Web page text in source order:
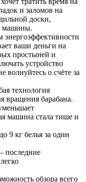
и заломов на
доски,
машины.
энергоэффективности
ваши деньги на
простыней и
устройство
волнуйтесь о счёте за
технология
вращения барабана.
машина стала тише и
9 кг белья за один
– последние
обзора всего